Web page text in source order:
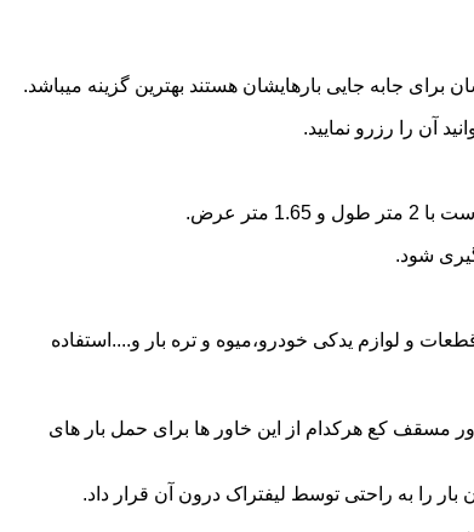
جابه جایی بارهایشان هستند بهترین گزینه میباشد.
آن را رزرو نمایید.
شود.
و لوازم یدکی خودرو،میوه و تره بار و....استفاده
مسقف کع هرکدام از این خاور ها برای حمل بار های
را به راحتی توسط لیفتراک درون آن قرار داد.